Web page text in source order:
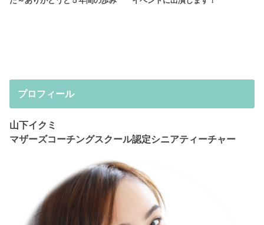
プロフィール
山下イクミ
マザーズコーチングスクール認定シニアティーチャー